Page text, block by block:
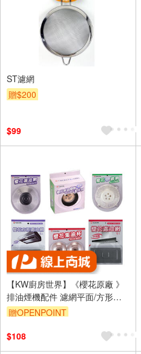
ST濾網
贈$200
$99
【KW廚房世界】《櫻花原廠 》
排油煙機配件 濾網平面/方形／
梅花型油杯 油杯
贈OPENPOINT
$108